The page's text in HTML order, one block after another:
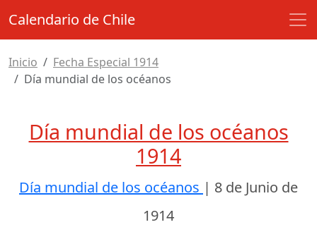
Calendario de Chile
Inicio
Fecha Especial 1914
Día mundial de los océanos
Día mundial de los océanos
1914
Día mundial de los océanos | 8 de Junio de
1914